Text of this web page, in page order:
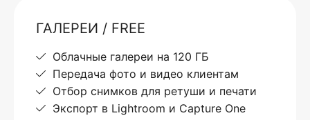
ГАЛЕРЕИ / FREE
Облачные галереи на 120 ГБ
Передача фото и видео клиентам
Отбор снимков для ретуши и печати
Экспорт в Lightroom и Capture One